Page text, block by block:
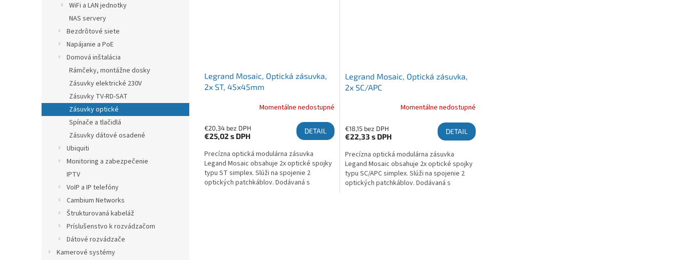
WiFi a LAN jednotky
NAS servery
Bezdrôtové siete
Napájanie a PoE
Domová inštalácia
Rámčeky, montážne dosky
Zásuvky elektrické 230V
Zásuvky TV-RD-SAT
Zásuvky optické
Spínače a tlačidlá
Zásuvky dátové osadené
Ubiquiti
Monitoring a zabezpečenie
IPTV
VoIP a IP telefóny
Cambium Networks
Štrukturovaná kabeláž
Príslušenstvo k rozvádzačom
Dátové rozvádzače
Kamerové systémy
Legrand Mosaic, Optická zásuvka,
2x ST, 45x45mm
Momentálne nedostupné
€20,34 bez DPH
€25,02 s DPH
DETAIL
Precízna optická modulárna zásuvka
Legand Mosaic obsahuje 2x optické spojky
typu ST simplex. Slúži na spojenie 2
optických patchkáblov. Dodávaná s
Legrand Mosaic, Optická zásuvka,
2x SC/APC
Momentálne nedostupné
€18,15 bez DPH
€22,33 s DPH
DETAIL
Precízna optická modulárna zásuvka
Legand Mosaic obsahuje 2x optické spojky
typu SC/APC simplex. Slúži na spojenie 2
optických patchkáblov. Dodávaná s